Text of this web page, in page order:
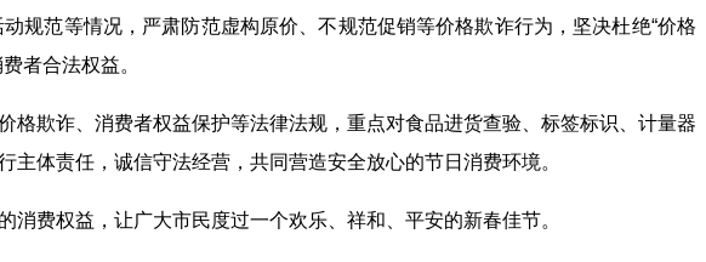
规范等情况，严肃防范虚构原价、不规范促销等价格欺诈行为，坚决杜绝“价格
者合法权益。
格欺诈、消费者权益保护等法律法规，重点对食品进货查验、标签标识、计量器
体责任，诚信守法经营，共同营造安全放心的节日消费环境。
费权益，让广大市民度过一个欢乐、祥和、平安的新春佳节。